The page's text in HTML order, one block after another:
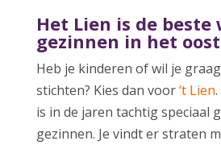
Het Lien is de beste
gezinnen in het
Heb je kinderen of wil je
stichten? Kies dan voor‘t Lien
is in de jaren tachtig speciaal
gezinnen. Je vindt er straten